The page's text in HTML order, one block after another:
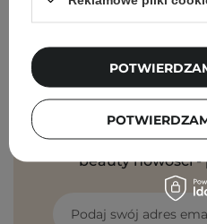
Pielęgnacyjne
beauty nowości
Podaj swój adres